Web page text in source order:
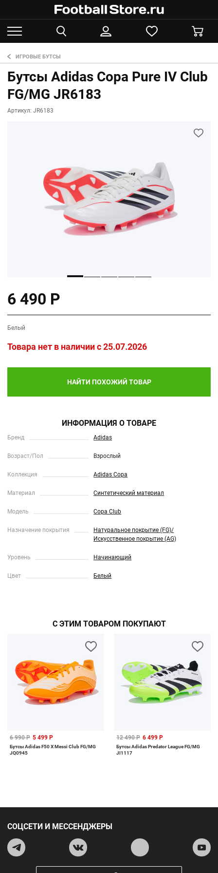
ИГРОВЫЕ БУТСЫ
Бутсы Adidas Copa Pure IV Club
FG/MG JR6183
Артикул: JR6183
6 490 Р
Белый
Товара нет в наличии c 25.07.2026
НАЙТИ ПОХОЖИЙ ТОВАР
ИНФОРМАЦИЯ О ТОВАРЕ
Бренд Adidas
Возраст/Пол Взрослый
Коллекция Adidas Copa
Материал Синтетический материал
Модель Copa Club
Назначение покрытия
Натуральное покрытие (FG)/
Искусственное покрытие (AG)
Уровень Начинающий
Цвет Белый
С ЭТИМ ТОВАРОМ ПОКУПАЮТ
6 990 Р 5 499 Р
Бутсы Adidas F50 X Messi Club FG/MG
JQ0945
12 490 Р 6 499 Р
Бутсы Adidas Predator League FG/MG
JI1117
СОЦСЕТИ И МЕССЕНДЖЕРЫ